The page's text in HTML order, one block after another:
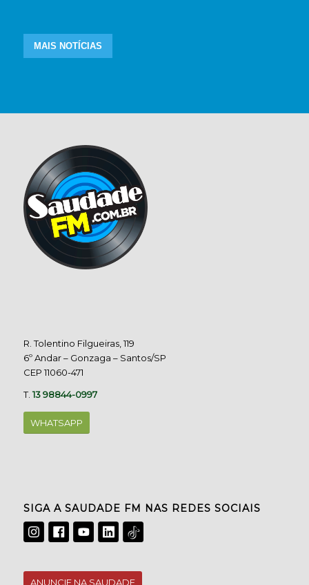
MAIS NOTÍCIAS
R. Tolentino Filgueiras, 119
6º Andar – Gonzaga – Santos/SP
CEP 11060-471
T.13 98844-0997
WHATSAPP
SIGA A SAUDADE FM NAS REDES SOCIAIS
ANUNCIE NA SAUDADE